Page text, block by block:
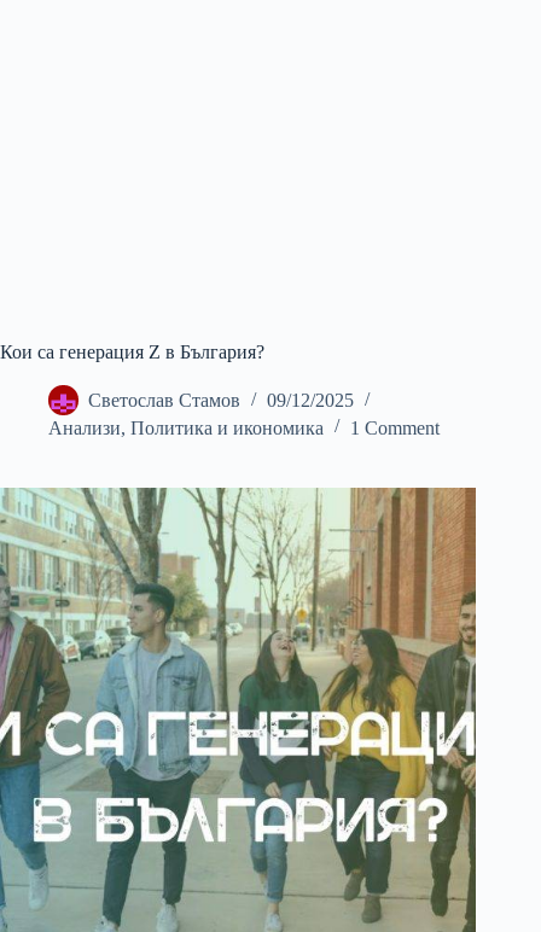
Кои са генерация Z в България?
Светослав Стамов
09/12/2025
Анализи, Политика и икономика 1 Comment